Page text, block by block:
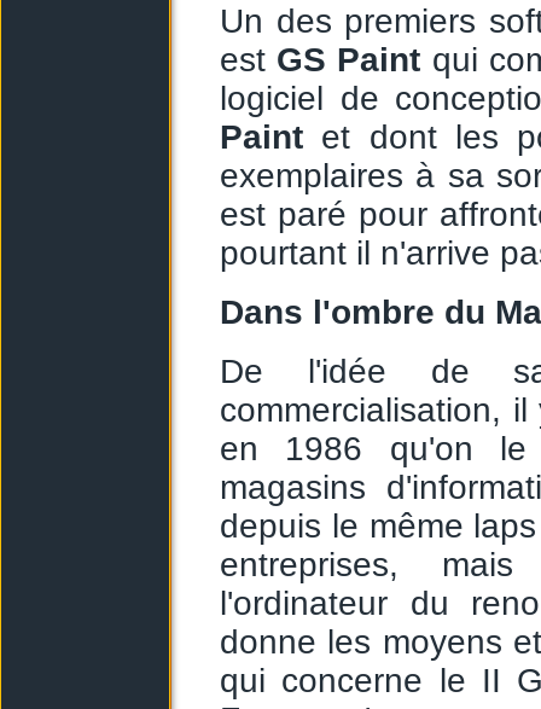
Un des premiers
est GS Paint qui
logiciel de
Paint et dont les
exemplaires à sa
est paré pour
pourtant il n'arrive
Dans l'ombre du
De l'idée de
commercialisation,
en 1986 qu'on le
magasins
depuis le même
entreprises,
l'ordinateur du
donne les moyens
qui concerne le II